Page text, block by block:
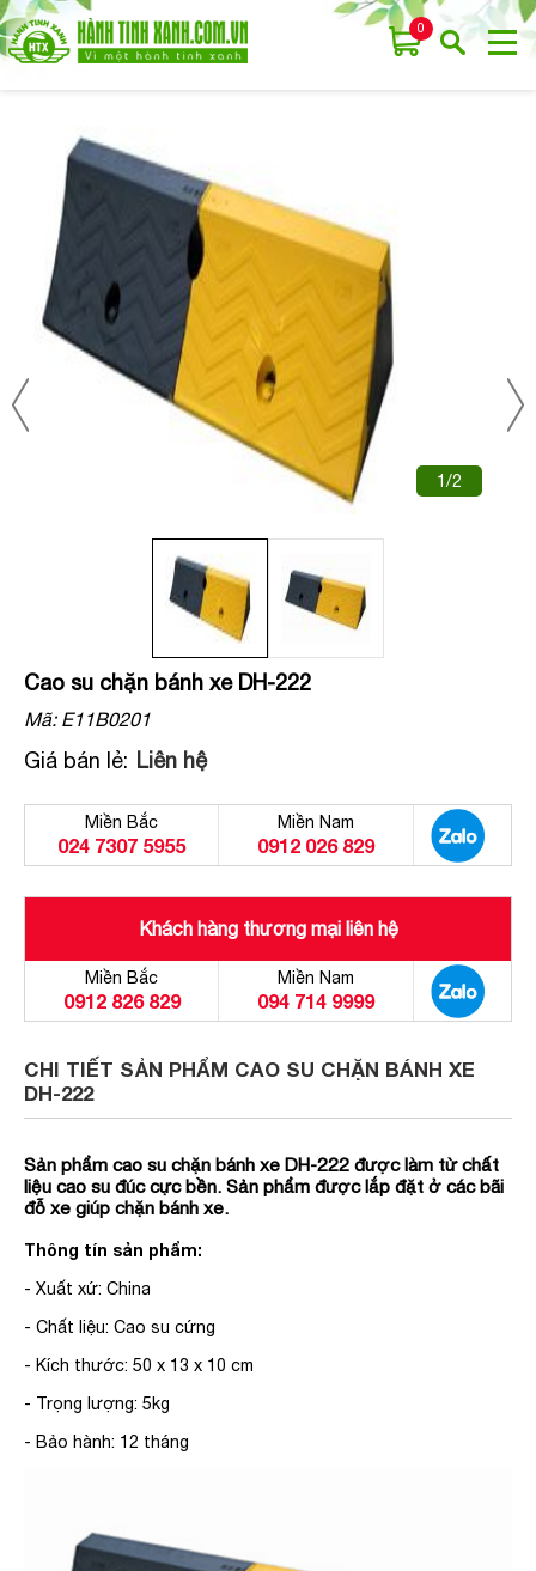
0
1/2
Cao su chặn bánh xe DH-222
Mã:E11B0201
Giá bán lẻ: Liên hệ
Miền Bắc
024 7307 5955
Miền Nam
0912 026 829
Khách hàng thương mại liên hệ
Miền Bắc
0912 826 829
Miền Nam
094 714 9999
CHI TIẾT SẢN PHẨM CAO SU CHẶN BÁNH XE
DH-222
Sản phẩm cao su chặn bánh xe DH-222 được làm từ chất
liệu cao su đúc cực bền. Sản phẩm được lắp đặt ở các bãi
đỗ xe giúp chặn bánh xe.
Thông tín sản phẩm:
- Xuất xứ: China
- Chất liệu: Cao su cứng
- Kích thước: 50 x 13 x 10 cm
- Trọng lượng: 5kg
- Bảo hành: 12 tháng